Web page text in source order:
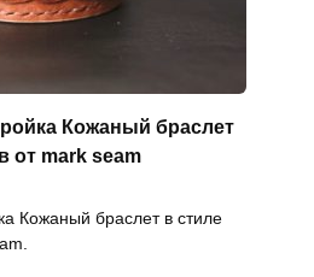
Кожаный браслет
от mark seam
Кожаный браслет в стиле